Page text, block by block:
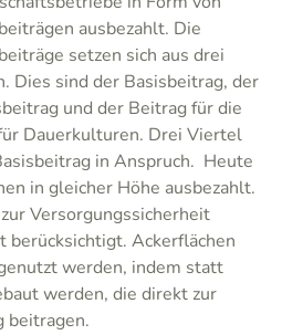
ausbezahlt. Die
setzen sich aus drei
Dies sind der Basisbeitrag, der
und der Beitrag für die
Dauerkulturen. Drei Viertel
in Anspruch. Heute
in gleicher Höhe ausbezahlt.
Versorgungssicherheit
berücksichtigt. Ackerflächen
werden, indem statt
werden, die direkt zur
beitragen.